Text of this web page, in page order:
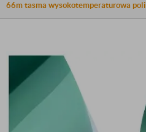
66m tasma wysokotemperaturowa